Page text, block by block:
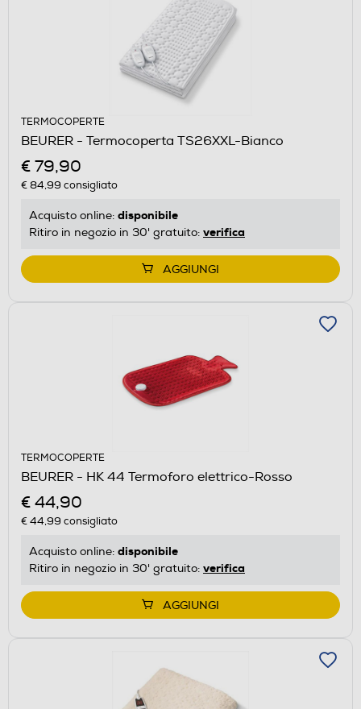
TERMOCOPERTE
BEURER - Termocoperta TS26XXL-Bianco
€ 79,90
€ 84,99 consigliato
Acquisto online: disponibile
Ritiro in negozio in 30' gratuito: verifica
AGGIUNGI
TERMOCOPERTE
BEURER - HK 44 Termoforo elettrico-Rosso
€ 44,90
€ 44,99 consigliato
Acquisto online: disponibile
Ritiro in negozio in 30' gratuito: verifica
AGGIUNGI